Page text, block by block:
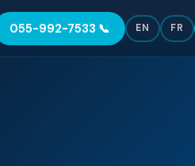
FR
EN
📞 055-992-7533